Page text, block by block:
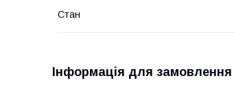
Стан
Інформація для замовлення